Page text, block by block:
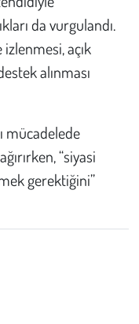
da vurgulandı.
açık
alınması
mücadelede
“siyasi
gerektiğini”